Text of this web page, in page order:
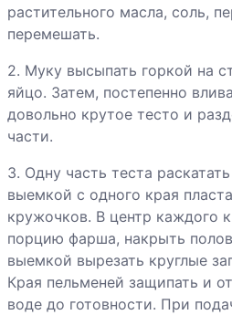
Рыбные котлеты
из осетрины,
семги и
креветок
Рулеты из
семги с луком-
пореем
растительного масла, соль,
перемешать.
2. Муку высыпать горкой на
яйцо. Затем, постепенно
довольно крутое тесто и
части.
3. Одну часть теста
выемкой с одного края
кружочков. В центр каждого
порцию фарша, накрыть
выемкой вырезать круглые
Края пельменей защипать и
воде до готовности. При